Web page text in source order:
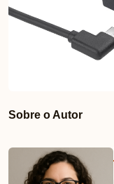
Sobre o Autor